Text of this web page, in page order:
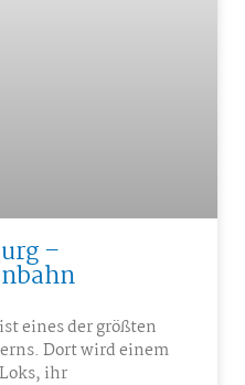
–
eines der größten
Dort wird einem
ihr